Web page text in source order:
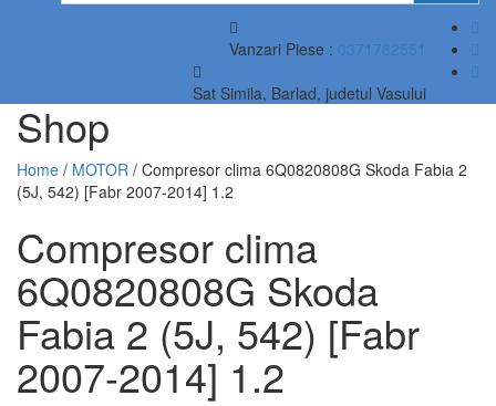
Vanzari Piese : 0371782551
Sat Simila, Barlad, judetul Vasului
Shop
Home / MOTOR / Compresor clima 6Q0820808G Skoda Fabia 2
(5J, 542) [Fabr 2007-2014] 1.2
Compresor clima
6Q0820808G Skoda
Fabia 2 (5J, 542) [Fabr
2007-2014] 1.2